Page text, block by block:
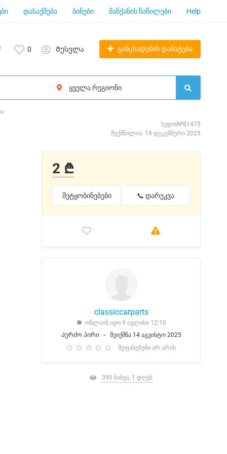
დასაქმება ბინები მანქანის ნაწილები Help
0 Შესვლა განცხადების დამატება
ხედი|№81475
შექმნილია: 19 დეკემბერი 2025
2 ₾
შეტყობინებები 📞 დარეკვა
classiccarparts
ონლაინ იყო 9 ივლისი 12:10
Კერძო პირი
შეიქმნა 14 აგვისტო 2025
შეფასებები არ არის
395 ნახვა, 1 დღეს